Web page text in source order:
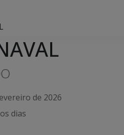
de 2026
dias